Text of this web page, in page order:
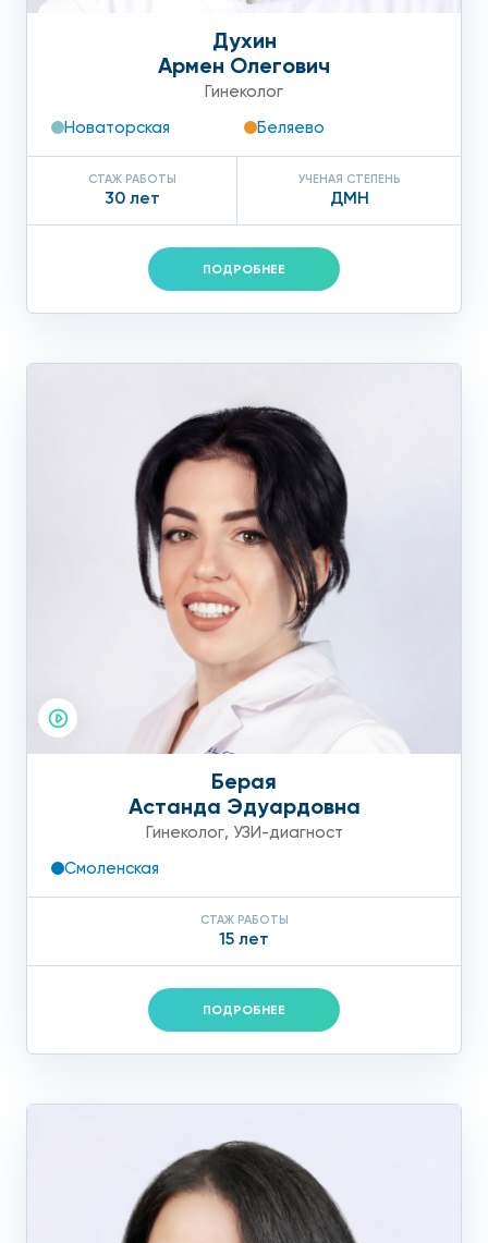
Духин
Армен Олегович
Гинеколог
Новаторская
Беляево
СТАЖ РАБОТЫ
30 лет
УЧЕНАЯ СТЕПЕНЬ
ДМН
ПОДРОБНЕЕ
Берая
Астанда Эдуардовна
Гинеколог, УЗИ-диагност
Смоленская
СТАЖ РАБОТЫ
15 лет
ПОДРОБНЕЕ